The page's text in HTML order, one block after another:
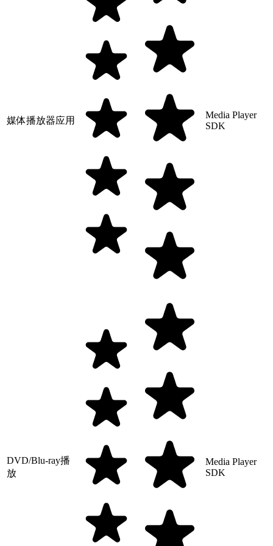
媒体播放器应用
Media Player
SDK
DVD/Blu-ray播
放
Media Player
SDK